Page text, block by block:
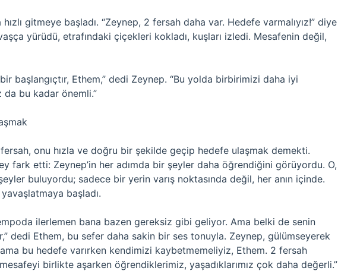
gitmeye başladı. “Zeynep, 2 fersah daha var. Hedefe varmalıyız!” diye
yürüdü, etrafındaki çiçekleri kokladı, kuşları izledi. Mesafenin değil,
başlangıçtır, Ethem,” dedi Zeynep. “Bu yolda birbirimizi daha iyi
da bu kadar önemli.”
onu hızla ve doğru bir şekilde geçip hedefe ulaşmak demekti.
fark etti: Zeynep’in her adımda bir şeyler daha öğrendiğini görüyordu. O,
buluyordu; sadece bir yerin varış noktasında değil, her anın içinde.
başladı.
ilerlemen bana bazen gereksiz gibi geliyor. Ama belki de senin
dedi Ethem, bu sefer daha sakin bir ses tonuyla. Zeynep, gülümseyerek
bu hedefe varırken kendimizi kaybetmemeliyiz, Ethem. 2 fersah
birlikte aşarken öğrendiklerimiz, yaşadıklarımız çok daha değerli.”